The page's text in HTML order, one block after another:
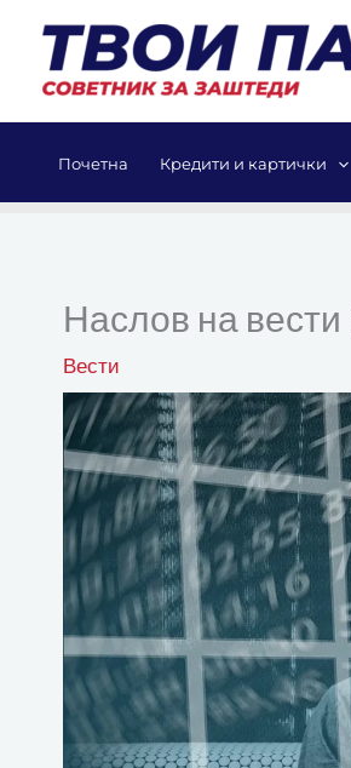
content
Почетна Кредити и картички
Наслов на вести
Вести